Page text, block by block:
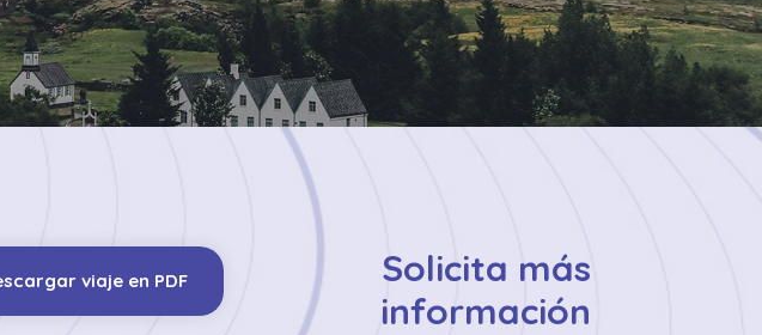
viaje en PDF
Solicita más
información